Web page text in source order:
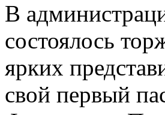
В
состоялось
ярких
свой первый